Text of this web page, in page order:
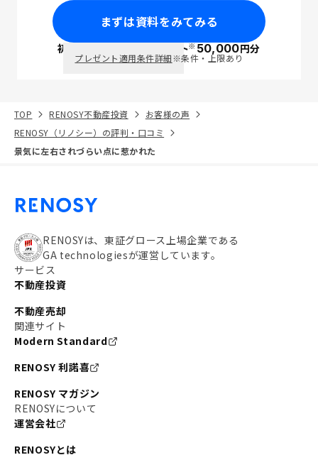
まずは資料をみてみる
初回面談で ポイント※50,000円分
プレゼント適用条件詳細※条件・上限あり
TOP RENOSY不動産投資
お客様の声
RENOSY（リノシー）の評判・口コミ
景気に左右されづらい点に惹かれた
RENOSYは、東証グロース上場企業である
GA technologiesが運営しています。
サービス
不動産投資
不動産売却
関連サイト
Modern Standard
RENOSY 利諾喜
RENOSY マガジン
RENOSYについて
運営会社
RENOSYとは